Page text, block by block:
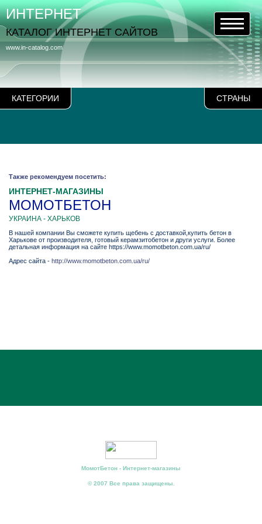
КАТЕГОРИИ СТРАНЫ
www.in-catalog.com
ИНТЕРНЕТ
КАТАЛОГ ИНТЕРНЕТ САЙТОВ
Также рекомендуем посетить:
ИНТЕРНЕТ-МАГАЗИНЫ
МОМОТБЕТОН
УКРАИНА - ХАРЬКОВ
В нашей компании Вы сможете купить щебень с доставкой,купить бетон в
Харькове от производителя, готовый керамзитобетон и други услуги. Более
детальная информация на сайте https://www.momotbeton.com.ua/ru/
Адрес сайта - http://www.momotbeton.com.ua/ru/
МомотБетон - Интернет-магазины
© 2007 Все права защищены.